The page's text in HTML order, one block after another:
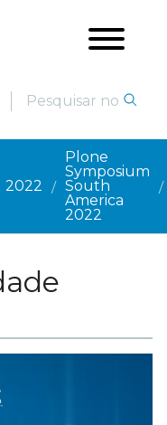
2022 /
Plone
Symposium
South
America
2022
/